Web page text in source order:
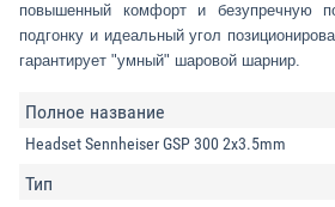
повышенный комфорт и безупречную
подгонку и идеальный угол
гарантирует "умный" шаровой шарнир.
Полное название
Headset Sennheiser GSP 300 2x3.5mm
Тип